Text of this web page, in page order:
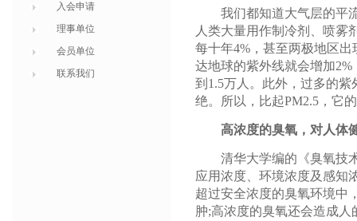
入会申请
理事单位
会员单位
联系我们
我们都知道大气层的平流
人类大量用作制冷剂、喷雾
每十年4%，甚至两极地区
达地球的紫外线就会增加
到1.5万人。此外，过多的
绝。所以，比起PM2.5，它
高浓度的臭氧，对人体
清华大学编的《臭氧技术
应用浓度、环境浓度及感知
超过安全浓度的臭氧环境中
肿;高浓度的臭氧还会造成